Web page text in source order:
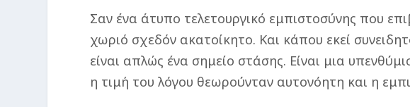
Σαν ένα άτυπο τελετουργικό εμπιστοσύνης που
χωριό σχεδόν ακατοίκητο. Και κάπου εκεί
είναι απλώς ένα σημείο στάσης. Είναι μια
η τιμή του λόγου θεωρούνταν αυτονόητη και η